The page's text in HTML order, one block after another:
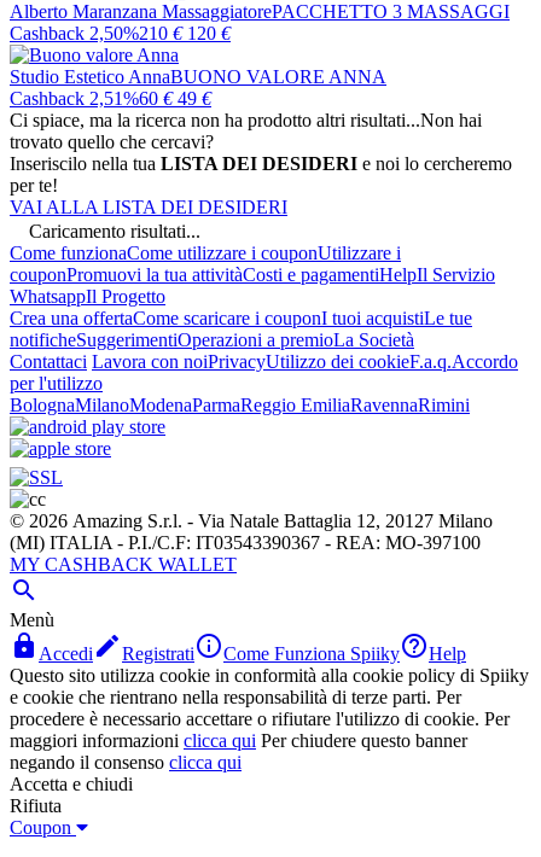
Alberto Maranzana MassaggiatorePACCHETTO 3 MASSAGGI
Cashback 2,50%210 € 120 €
Studio Estetico AnnaBUONO VALORE ANNA
Cashback 2,51%60 € 49 €
Ci spiace, ma la ricerca non ha prodotto altri risultati...Non hai
trovato quello che cercavi?
Inseriscilo nella tua LISTA DEI DESIDERI e noi lo cercheremo
per te!
VAI ALLA LISTA DEI DESIDERI
Caricamento risultati...
Come funzionaCome utilizzare i couponUtilizzare i
couponPromuovi la tua attivitàCosti e pagamentiHelpIl Servizio
WhatsappIl Progetto
Crea una offertaCome scaricare i couponI tuoi acquistiLe tue
notificheSuggerimentiOperazioni a premioLa Società
Contattaci Lavora con noiPrivacyUtilizzo dei cookieF.a.q.Accordo
per l'utilizzo
BolognaMilanoModenaParmaReggio EmiliaRavennaRimini
© 2026 Amazing S.r.l. - Via Natale Battaglia 12, 20127 Milano
(MI) ITALIA - P.I./C.F: IT03543390367 - REA: MO-397100
MY CASHBACK WALLET

Menù
 Accedi RegistratiCome Funziona SpiikyHelp
Questo sito utilizza cookie in conformità alla cookie policy di Spiiky
e cookie che rientrano nella responsabilità di terze parti. Per
procedere è necessario accettare o rifiutare l'utilizzo di cookie. Per
maggiori informazioni clicca qui Per chiudere questo banner
negando il consenso clicca qui
Accetta e chiudi
Rifiuta
Coupon